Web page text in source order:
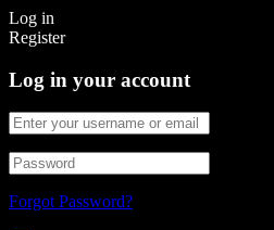
Log in
Register
Log in your account
Forgot Password?